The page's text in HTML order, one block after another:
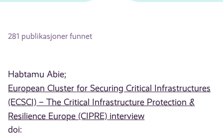
281 publikasjoner funnet
Habtamu Abie;
European Cluster for Securing Critical Infrastructures
(ECSCI) – The Critical Infrastructure Protection &
Resilience Europe (CIPRE) interview
doi: